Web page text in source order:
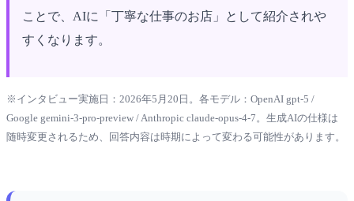
ことで、AIに「丁寧な仕事のお店」として紹介されや
すくなります。
※インタビュー実施日：2026年5月20日。各モデル：OpenAI gpt-5 /
Google gemini-3-pro-preview / Anthropic claude-opus-4-7。生成AIの仕様は
随時変更されるため、回答内容は時期によって変わる可能性があります。